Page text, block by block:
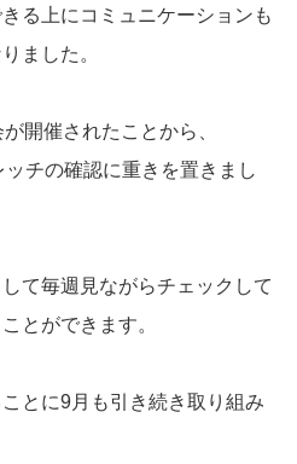
る上にコミュニケーションも
ました。
開催されたことから、
チの確認に重きを置きまし
て毎週見ながらチェックして
とができます。
とに9月も引き続き取り組み